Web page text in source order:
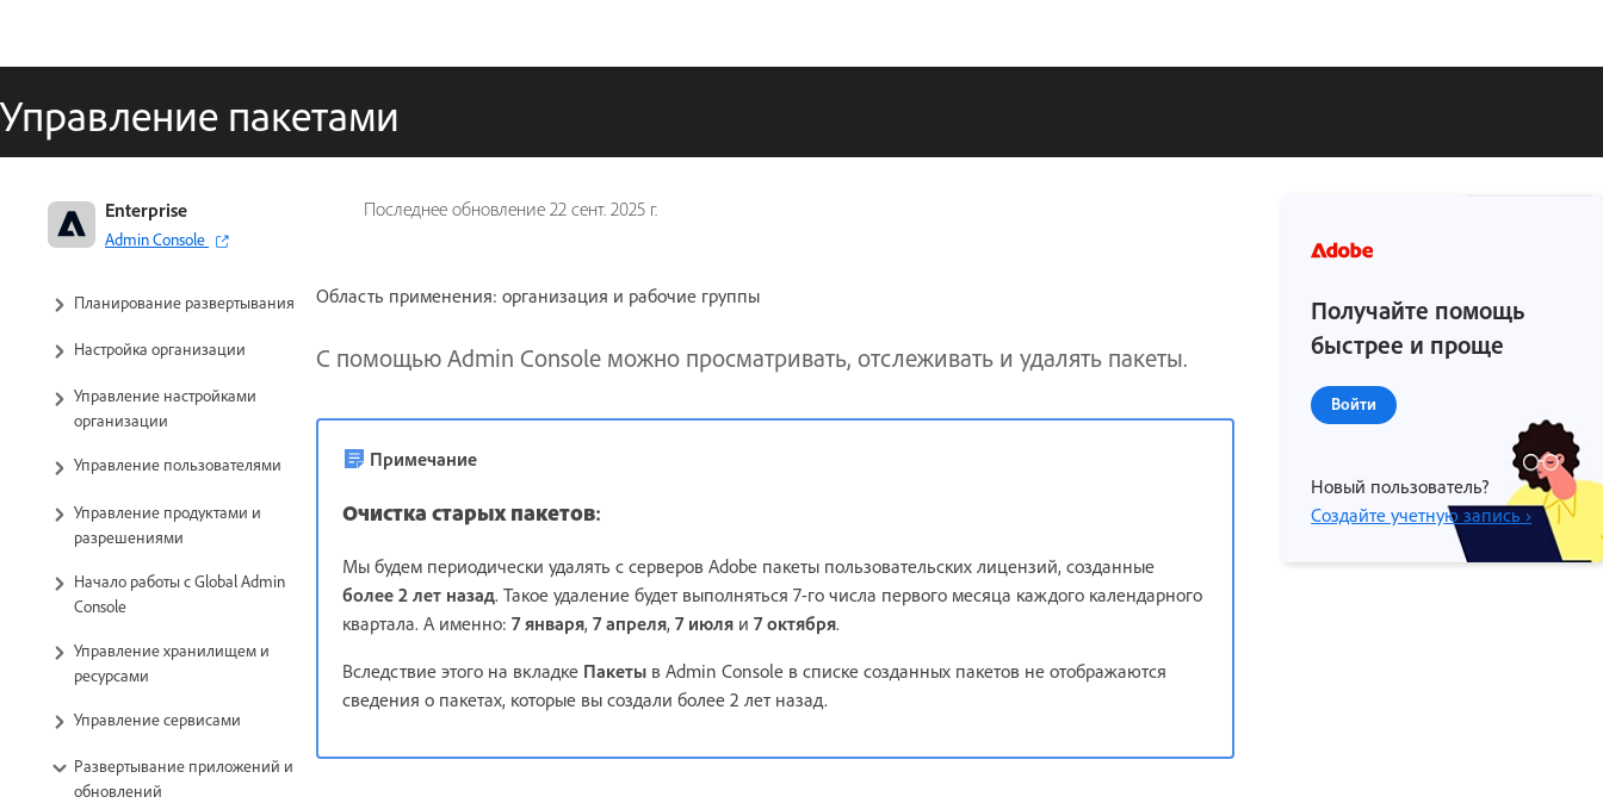
Управление пакетами
Последнее обновление 22 сент. 2025 г.
Enterprise
Admin Console
Организации и группы клиентов
Adobe: руководство
Планирование развертывания
Настройка организации
Управление настройками
организации
Управление пользователями
Управление продуктами и
разрешениями
Начало работы с Global Admin
Console
Управление хранилищем и
ресурсами
Управление сервисами
Развертывание приложений и
обновлений
Область применения: организация и рабочие группы
С помощью Admin Console можно просматривать, отслеживать и удалять пакеты.
Примечание
Очистка старых пакетов:
Мы будем периодически удалять с серверов Adobe пакеты пользовательских лицензий, созданные
более 2 лет назад. Такое удаление будет выполняться 7-го числа первого месяца каждого календарного
квартала. А именно: 7 января, 7 апреля, 7 июля и 7 октября.
Вследствие этого на вкладке Пакеты в Admin Console в списке созданных пакетов не отображаются
сведения о пакетах, которые вы создали более 2 лет назад.
Получайте помощь
быстрее и проще
Войти
Новый пользователь?
Создайте учетную запись ›